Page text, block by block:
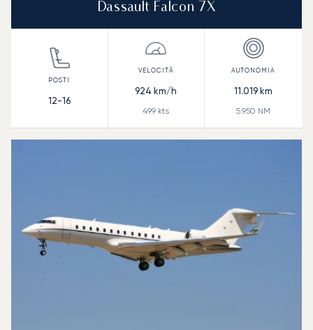
Dassault Falcon 7X
12-16
924 km/h
499 kts
11.019 km
5.950 NM